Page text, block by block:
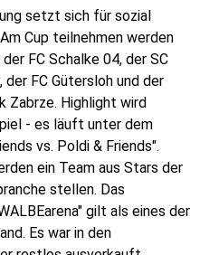
setzt sich für sozial
Cup teilnehmen werden
FC Schalke 04, der SC
der FC Gütersloh und der
Zabrze. Highlight wird
- es läuft unter dem
vs. Poldi & Friends".
ein Team aus Stars der
stellen. Das
gilt als eines der
Es war in den